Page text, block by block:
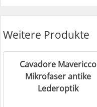
Weitere Produkte
Cavadore Mavericco
Mikrofaser antike
Lederoptik